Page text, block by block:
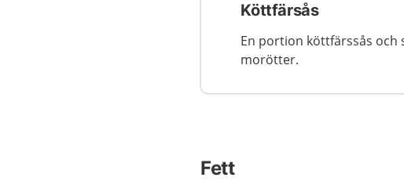
Köttfärsås
En portion köttfärssås och
morötter.
Fett